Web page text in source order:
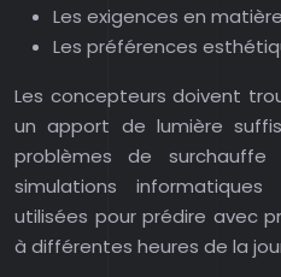
Les exigences en
Les préférences
Les concepteurs doivent
un apport de lumière
problèmes de surchauffe
simulations
utilisées pour prédire avec
à différentes heures de la